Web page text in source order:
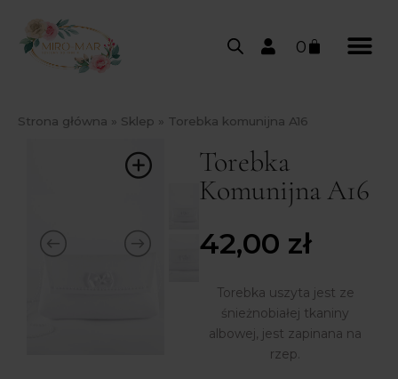
0
Strona główna » Sklep » Torebka komunijna A16
Torebka
Komunijna A16
42,00 zł
Torebka uszyta jest ze
śnieżnobiałej tkaniny
albowej, jest zapinana na
rzep.